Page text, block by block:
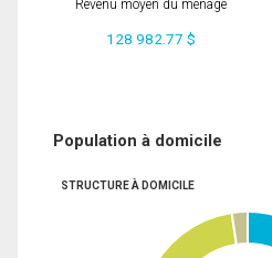
Revenu moyen du ménage
128 982.77 $
Population à domicile
STRUCTURE À DOMICILE